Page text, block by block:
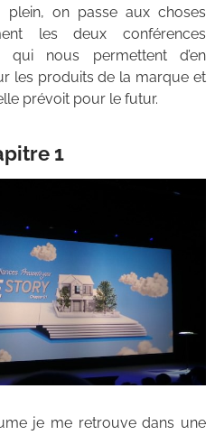
on passe aux choses
les deux conférences
qui nous permettent d’en
les produits de la marque et
prévoit pour le futur.
1
je me retrouve dans une